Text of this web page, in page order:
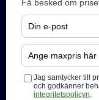
Få besked om
Jag samtycker till
och godkänner
integritetspolicyn.